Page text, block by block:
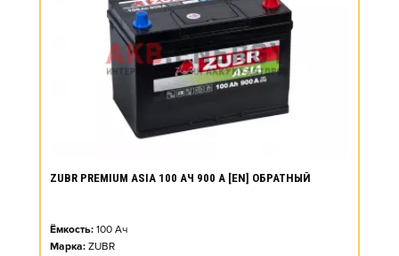
ZUBR PREMIUM ASIA 100 АЧ 900 А [EN] ОБРАТНЫЙ
Ёмкость: 100 Ач
Марка: ZUBR